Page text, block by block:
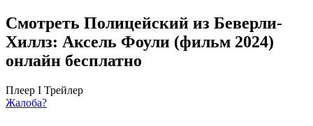
Смотреть Полицейский из Беверли-
Хиллз: Аксель Фоули (фильм 2024)
онлайн бесплатно
Плеер I Трейлер
Жалоба?